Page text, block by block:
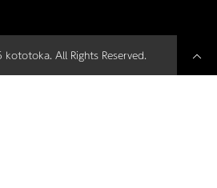
All Rights Reserved.